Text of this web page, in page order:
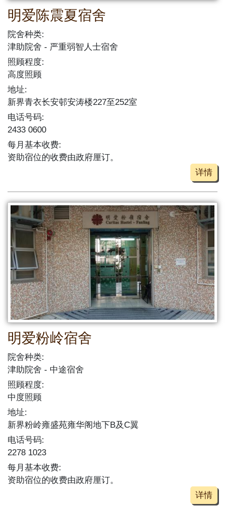
明爱陈震夏宿舍
院舍种类:
津助院舍
严重弱智人士宿舍
照顾程度:
高度照顾
地址:
新界青衣长安邨安涛楼227至252室
电话号码:
2433 0600
每月基本收费:
资助宿位的收费由政府厘订。
详情
明爱粉岭宿舍
院舍种类:
津助院舍
中途宿舍
照顾程度:
中度照顾
地址:
新界粉岭雍盛苑雍华阁地下B及C翼
电话号码:
2278 1023
每月基本收费:
资助宿位的收费由政府厘订。
详情